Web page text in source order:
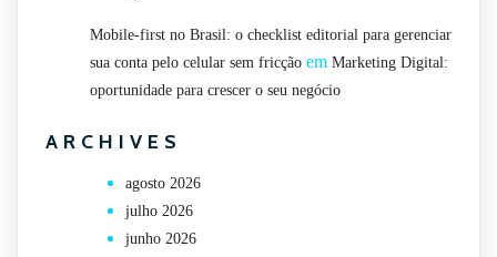
Mobile-first no Brasil: o checklist editorial para gerenciar
sua conta pelo celular sem fricção em Marketing Digital:
oportunidade para crescer o seu negócio
ARCHIVES
agosto 2026
julho 2026
junho 2026